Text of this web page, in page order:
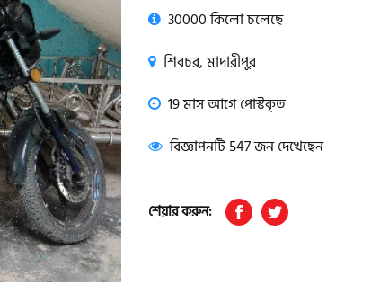
30000 কিলো চলেছে
শিবচর, মাদারীপুর
19 মাস আগে পোস্টকৃত
বিজ্ঞাপনটি 547 জন দেখেছেন
শেয়ার করুন: